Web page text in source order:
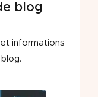
blog
informations